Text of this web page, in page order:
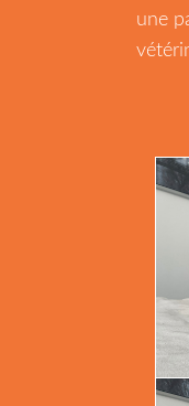
une